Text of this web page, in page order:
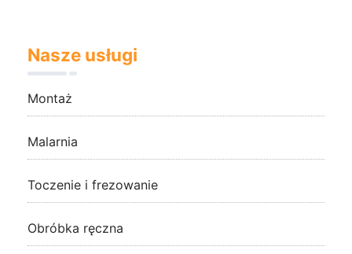
Nasze usługi
Montaż
Malarnia
Toczenie i frezowanie
Obróbka ręczna